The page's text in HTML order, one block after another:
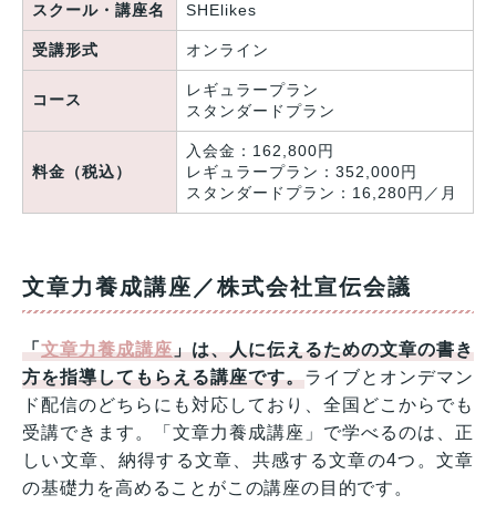
スクール・講座名 SHElikes
受講形式 オンライン
コース
レギュラープラン
スタンダードプラン
料金（税込）
入会金：162,800円
レギュラープラン：352,000円
スタンダードプラン：16,280円／月
文章力養成講座／株式会社宣伝会議
「文章力養成講座」は、人に伝えるための文章の書き
方を指導してもらえる講座です。ライブとオンデマン
ド配信のどちらにも対応しており、全国どこからでも
受講できます。「文章力養成講座」で学べるのは、正
しい文章、納得する文章、共感する文章の4つ。文章
の基礎力を高めることがこの講座の目的です。